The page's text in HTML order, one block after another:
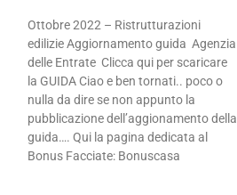
Ottobre 2022 – Ristrutturazioni
edilizie Aggiornamento guida Agenzia
delle Entrate Clicca qui per scaricare
la GUIDA Ciao e ben tornati.. poco o
nulla da dire se non appunto la
pubblicazione dell’aggionamento della
guida…. Qui la pagina dedicata al
Bonus Facciate: Bonuscasa